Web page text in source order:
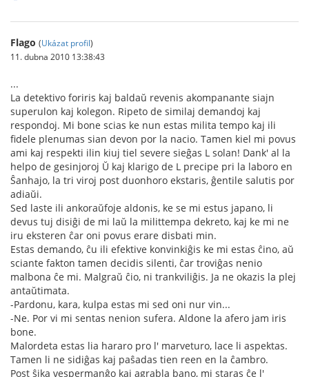
Flago (Ukázat profil)
11. dubna 2010 13:38:43
...
La detektivo foriris kaj baldaŭ revenis akompanante siajn
superulon kaj kolegon. Ripeto de similaj demandoj kaj
respondoj. Mi bone scias ke nun estas milita tempo kaj ili
fidele plenumas sian devon por la nacio. Tamen kiel mi povus
ami kaj respekti ilin kiuj tiel severe sieĝas L solan! Dank' al la
helpo de gesinjoroj Ŭ kaj klarigo de L precipe pri la laboro en
Ŝanhajo, la tri viroj post duonhoro ekstaris, ĝentile salutis por
adiaŭi.
Sed laste ili ankoraŭfoje aldonis, ke se mi estus japano, li
devus tuj disiĝi de mi laŭ la milittempa dekreto, kaj ke mi ne
iru eksteren ĉar oni povus erare disbati min.
Estas demando, ĉu ili efektive konvinkiĝis ke mi estas ĉino, aŭ
sciante fakton tamen decidis silenti, ĉar troviĝas nenio
malbona ĉe mi. Malgraŭ ĉio, ni trankviliĝis. Ja ne okazis la plej
antaŭtimata.
-Pardonu, kara, kulpa estas mi sed oni nur vin...
-Ne. Por vi mi sentas nenion sufera. Aldone la afero jam iris
bone.
Malordeta estas lia hararo pro l' marveturo, lace li aspektas.
Tamen li ne sidiĝas kaj paŝadas tien reen en la ĉambro.
Post ŝika vespermanĝo kaj agrabla bano, mi staras ĉe l'